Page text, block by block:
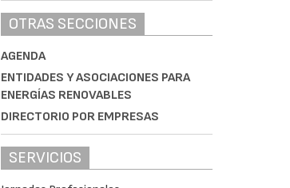
OTRAS SECCIONES
AGENDA
ENTIDADES Y ASOCIACIONES PARA
ENERGÍAS RENOVABLES
DIRECTORIO POR EMPRESAS
SERVICIOS